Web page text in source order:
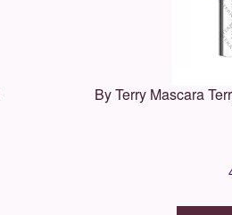
By Terry Mascara